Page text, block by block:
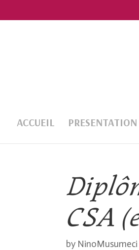
ACCUEIL PRESENTATION
CSA
by NinoMusumeci